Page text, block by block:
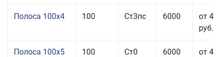
Полоса 100x4 100 Ст3пс 6000
от 46
руб.
Полоса 100x5 100 Ст0 6000
от 46